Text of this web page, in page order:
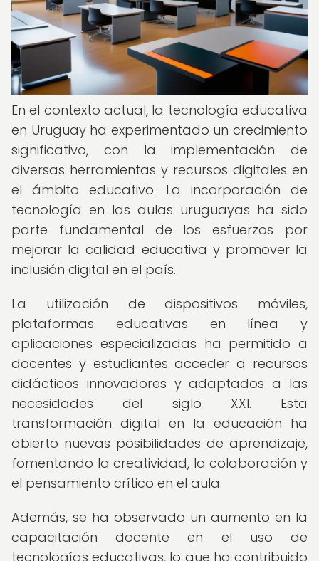
En el contexto actual, la tecnología educativa
en Uruguay ha experimentado un crecimiento
significativo, con la implementación de
diversas herramientas y recursos digitales en
el ámbito educativo. La incorporación de
tecnología en las aulas uruguayas ha sido
parte fundamental de los esfuerzos por
mejorar la calidad educativa y promover la
inclusión digital en el país.
La utilización de dispositivos móviles,
plataformas educativas en línea y
aplicaciones especializadas ha permitido a
docentes y estudiantes acceder a recursos
didácticos innovadores y adaptados a las
necesidades del siglo XXI. Esta
transformación digital en la educación ha
abierto nuevas posibilidades de aprendizaje,
fomentando la creatividad, la colaboración y
el pensamiento crítico en el aula.
Además, se ha observado un aumento en la
capacitación docente en el uso de
tecnologías educativas, lo que ha contribuido